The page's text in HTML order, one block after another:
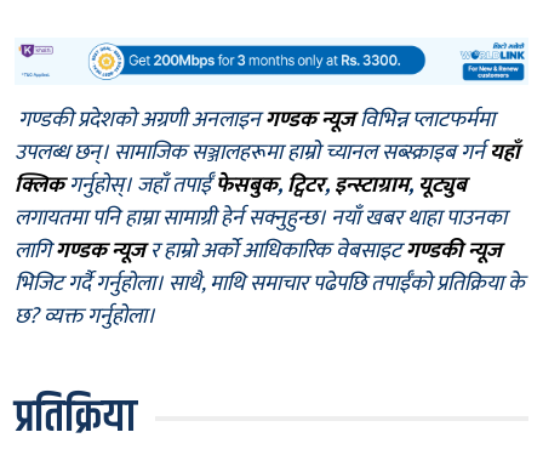
गण्डकी प्रदेशको अग्रणी अनलाइनगण्डक न्यूजविभिन्न प्लाटफर्ममा
उपलब्ध छन्। सामाजिक सञ्जालहरूमा हाम्रो च्यानल सब्स्क्राइब गर्नयहाँ
क्लिकगर्नुहोस्। जहाँ तपाईँफेसबुक,ट्विटर,इन्स्टाग्राम, यूट्युब
लगायतमा पनि हाम्रा सामाग्री हेर्न सक्नुहुन्छ। नयाँ खबर थाहा पाउनका
लागिगण्डक न्यूजर हाम्रो अर्को आधिकारिक वेबसाइटगण्डकी न्यूज
भिजिट गर्दै गर्नुहोला। साथै, माथि समाचार पढेपछि तपाईँको प्रतिक्रिया के
छ? व्यक्त गर्नुहोला।
प्रतिक्रिया